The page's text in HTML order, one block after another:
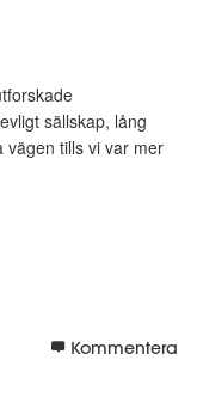
sällskap, lång
vägen tills vi var mer
Kommentera